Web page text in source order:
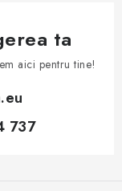
ta
aici pentru tine!
737